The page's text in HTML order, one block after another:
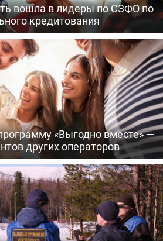
вошла в лидеры по СЗФО по
кредитования
«Выгодно вместе» —
других операторов